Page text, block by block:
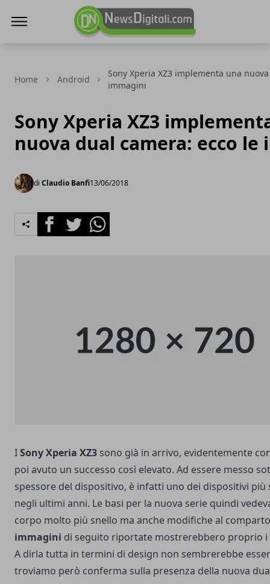
Home Android
Sony Xperia XZ3 implementa una
immagini
Sony Xperia XZ3
nuova dual camera: ecco le
di Claudio Banfi13/06/2018
FacebookTwitterWhatsapp
ISony Xperia XZ3 sono già in arrivo, evidentemente
poi avuto un successo così elevato. Ad essere messo
spessore del dispositivo, è infatti uno dei dispositivi più
negli ultimi anni. Le basi per la nuova serie quindi
corpo molto più snello ma anche modifiche al
immagini di seguito riportate mostrerebbero proprio i
A dirla tutta in termini di design non sembrerebbe
troviamo però conferma sulla presenza della nuova